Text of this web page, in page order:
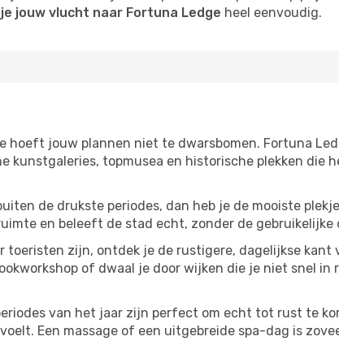
jouw vlucht naar Fortuna Ledge heel eenvoudig.
hoeft jouw plannen niet te dwarsbomen. Fortuna
kunstgaleries, topmusea en historische plekken die
de drukste periodes, dan heb je de mooiste
en beleeft de stad echt, zonder de gebruikelijke
toeristen zijn, ontdek je de rustigere, dagelijkse
of dwaal je door wijken die je niet snel
van het jaar zijn perfect om echt tot rust te
Een massage of een uitgebreide spa-dag is